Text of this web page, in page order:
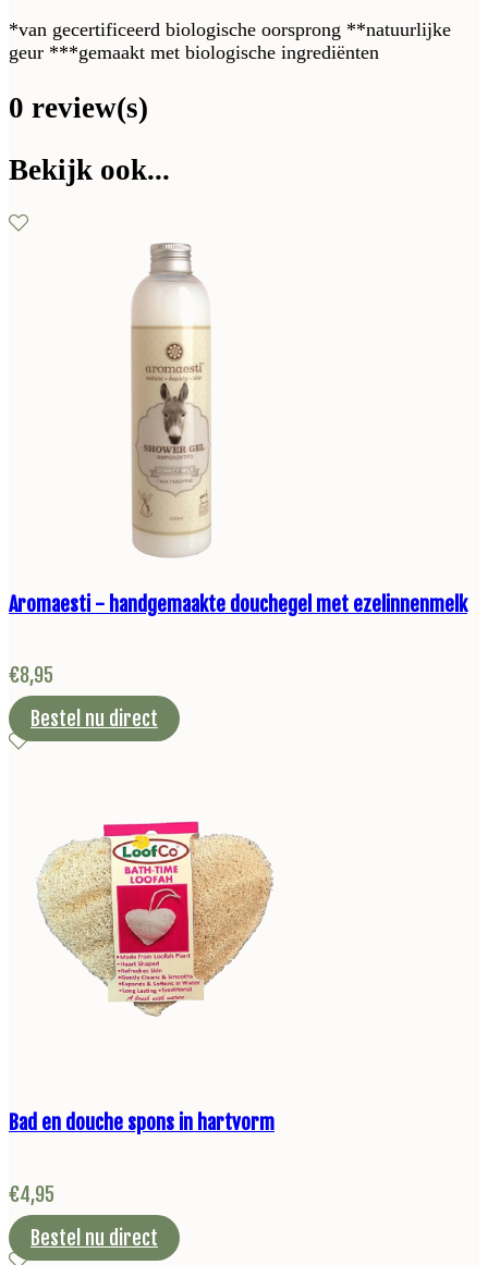
*van gecertificeerd biologische oorsprong **natuurlijke
geur ***gemaakt met biologische ingrediënten
0 review(s)
Bekijk ook...
Aromaesti - handgemaakte douchegel met ezelinnenmelk
€8,95
Bestel nu direct
Bad en douche spons in hartvorm
€4,95
Bestel nu direct